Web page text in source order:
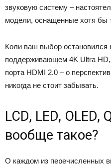
звуковую систему –
модели, оснащенные хотя бы
Коли ваш выбор остановился
поддерживающем 4K Ultra HD,
порта HDMI 2.0 – о
никогда не стоит забывать.
LCD, LED, OLED,
вообще такое?
О каждом из перечисленных